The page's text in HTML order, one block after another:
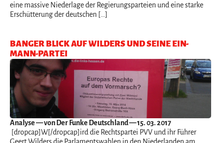
eine massive Niederlage der Regierungsparteien und eine starke
Erschütterung der deutschen […]
BANGER BLICK AUF WILDERS UND SEINE EIN-
MANN-PARTEI
Analyse— von Der Funke Deutschland — 15. 03. 2017
[dropcap]W[/dropcap]ird die Rechtspartei PVV und ihr Führer
Geert Wilders die Parlamentswahlen in den Niederlanden am